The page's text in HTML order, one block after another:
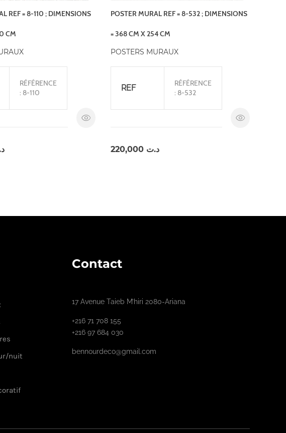
REF = 8-110 ; DIMENSIONS
CM
RÉFÉRENCE
: 8-110
POSTER MURAL REF = 8-532 ; DIMENSIONS
= 368 CM X 254 CM
POSTERS MURAUX
REF
RÉFÉRENCE
: 8-532
د.ت 220,000
nuit
Contact
17 Avenue Taieb M’hiri 2080-Ariana
+216 71 708 155
+216 97 684 030
bennourdeco@gmail.com